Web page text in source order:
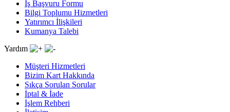
İş Başvuru Formu
Bilgi Toplumu Hizmetleri
Yatırımcı İlişkileri
Kumanya Talebi
Yardım
Müşteri Hizmetleri
Bizim Kart Hakkında
Sıkça Sorulan Sorular
İptal & İade
İşlem Rehberi